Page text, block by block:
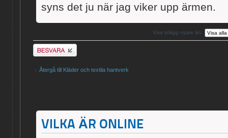
syns det ju när jag viker upp ärmen.
Visa inlägg nyare än:
Besvara
Återgå till Kläder och textila hantverk
VILKA ÄR ONLINE